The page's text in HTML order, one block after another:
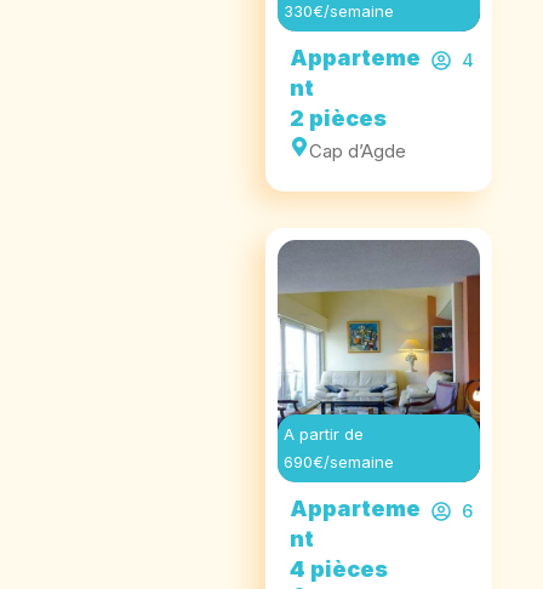
330€/semaine
Apparteme
nt
2 pièces
Cap d’Agde
4
A partir de
690€/semaine
Apparteme
nt
4 pièces
6